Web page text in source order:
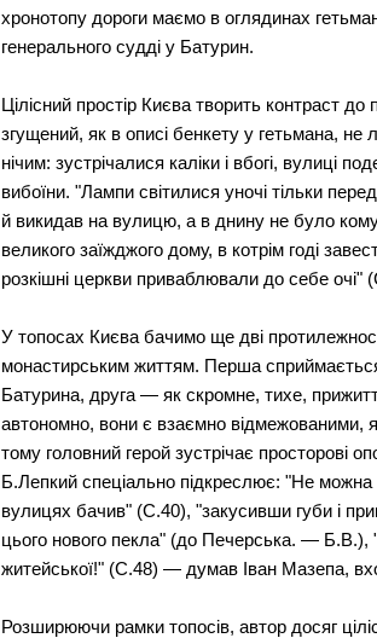
хронотопу дороги маємо в оглядинах
генерального судді у Батурин.
Цілісний простір Києва творить контраст
згущений, як в описі бенкету у гетьмана,
нічим: зустрічалися каліки і вбогі, вулиці
вибоїни. "Лампи світилися уночі тільки
й викидав на вулицю, а в днину не було
великого заїжджого дому, в котрім годі
розкішні церкви приваблювали до себе очі"
У топосах Києва бачимо ще дві
монастирським життям. Перша
Батурина, друга — як скромне, тихе,
автономно, вони є взаємно відмежованими,
тому головний герой зустрічає просторові
Б.Лепкий спеціально підкреслює: "Не
вулицях бачив" (С.40), "закусивши губи і
цього нового пекла" (до Печерська. — Б.В.),
житейської!" (С.48) — думав Іван Мазепа,
Розширюючи рамки топосів, автор досяг